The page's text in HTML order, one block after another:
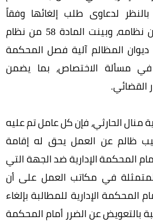
بالنظر لدعاوى طلب إلغائها وفقاً
للمادة 13/‏‏‏ب من نظامه، وبينت المادة 58 من نظام
ديوان المظالم آلية فصل المحكمة
في مسألة الاختصاص، بما يضمن
القضائي.
منال الحارثي، فإن كل عامل تم عليه
ظالم عن العمل يحق له إقامة
المحكمة الإدارية ضد الجهة التي
في مكاتب العمل على أن
المحكمة الإدارية للمطالبة بإلغاء
بالتعويض عن الضرر أمام المحكمة